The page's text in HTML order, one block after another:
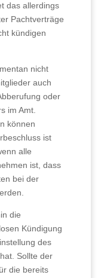
das allerdings
Pachtverträge
kündigen
nicht
auch
oder
im Amt.
können
ist
alle
ist, dass
bei der
die
Kündigung
des
Sollte der
die bereits